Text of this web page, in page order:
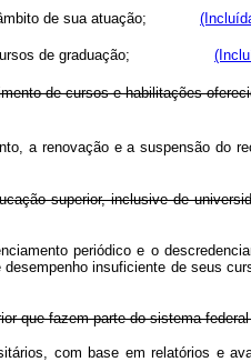
de sua atuação;
de graduação;
de cursos e habilitações
a renovação e a suspensão do
superior, inclusive de
periódico e o
insuficiente de seus
que fazem parte do
com base em relatórios e